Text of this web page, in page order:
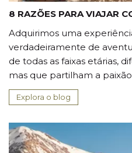
8 RAZÕES PARA VIAJAR
Adquirimos uma
verdadeiramente de
de todas as faixas etárias,
mas que partilham a
Explora o blog